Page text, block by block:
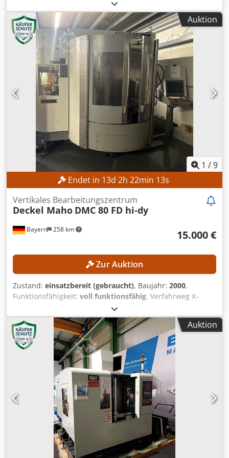
Kühlmittelzufuhr durch die Spindel Kühlmittelanlage mit
Papierbandfilter Blasluft durch die Spindelmitte, über M-
Funktion anwählbar Späneförderer Bettspülung
Linearantrieb in der X-Achse Betriebsart 4 zur
Programmprüfung mit erweitertem manuellem Eingriff
Maschinendokumentation
Verfahrweg Y-Achse:560 mm, Verfahrweg Z-Achse:510
mm, Steuerungsmodell:Siemens 810D / ShopMill
Spindeldrehzahl (max.):10.000 U/min, TECHNISCHE
DETAILS Verfahrweg X-Achse: 1.035 mm Verfahrweg Y-
Achse: 560 mm Verfahrweg Z-Achse: 510 mm Chedezqfv
Aopfx Ahzsa Spindeldrehzahl max.: 10.000 U/min
Tischbreite: 560 mm Tischlänge: 1.200 mm Anzahl Plätze
Werkzeugmagazin: 20 MASCHINEN-DETAILS
Steuerungsmodell: Siemens 810D / ShopMill
Schaltschrankkühlung: Rittal SK 33023.100
Betriebsstunden Spindel: 11.000 h Betriebsstunden:
33.600 h AUSSTATTUNG Innere Kühlmittelzufuhr (IKZ)
Späneförderer
Auktion
1 /9
Endet in 13d 2h 22min 11s
Bayern 258 km
Vertikales Bearbeitungszentrum
Deckel Maho DMC 80 FD hi-dy
15.000 €
Zur Auktion
Zustand: einsatzbereit (gebraucht), Baujahr: 2000,
Funktionsfähigkeit: voll funktionsfähig, Verfahrweg X-
, Verfahrweg Y-Achse:
Z-Achse:600 mm, Steuerungsmodell:Heidenhain Mill
Plus, Spindeldrehzahl (max.): 18.000 U/min
, Vertikales
Bearbeitungszentrum mit neuwertiger Spindel (1.023
Betriebsstunden)! TECHNISCHE DETAILS Verfahrweg X-
Achse: 800 mm Verfahrweg Y-Achse: 700 mm Verfahrweg
Z-Achse: 600 mm Spindel Spindeldrehzahl: 18.000 U/min
Betriebsstunden der neuen Spindel: 1.023 h
Werkzeugaufnahme: HSK 63 MASCHINEN-DETAILS Innere
Kühlschmierstoffzufuhr: 40 bar Steuerung
Steuerungshersteller: Heidenhain Steuerungsmodell: Mill
Plus AUSSTATTUNG NC-Rundtisch mit C-Achse NC-
Schwenkkopf FD-Funktion Chsdozqfvijpfx Ahzoa
Palettenwechsler Infrarot-Messtaster zur
Auktion